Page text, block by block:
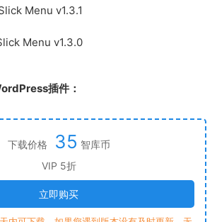
Menu v1.3.1
Menu v1.3.0
插件：
下载价格 35 智库币
VIP 5折
立即购买